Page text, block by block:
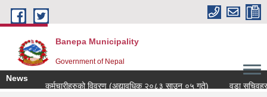
Skip to main content
Banepa Municipality
Government of Nepal
News
कर्मचारीहरुको विवरण (अद्यावधिक २०८३ साउन ०५ गते)
वडा